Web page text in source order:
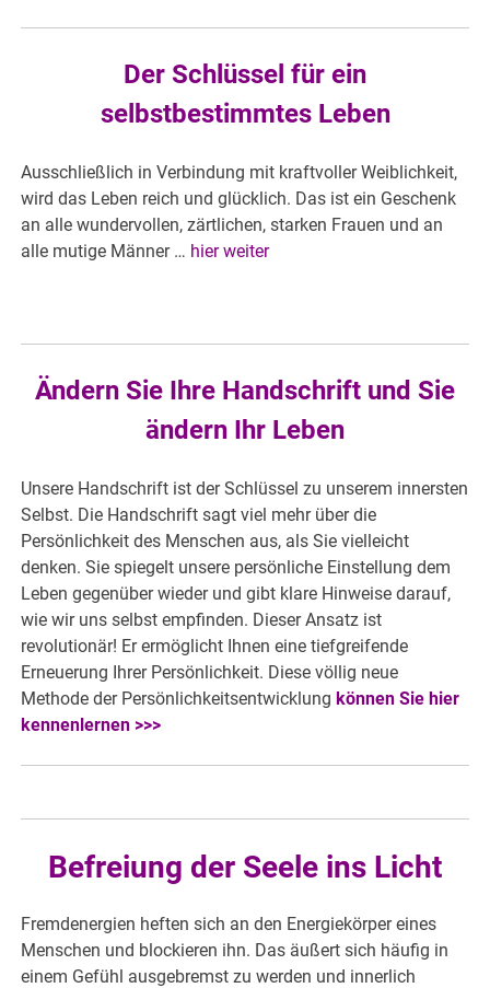
Der Schlüssel für ein
selbstbestimmtes Leben
Ausschließlich in Verbindung mit kraftvoller Weiblichkeit,
wird das Leben reich und glücklich. Das ist ein Geschenk
an alle wundervollen, zärtlichen, starken Frauen und an
alle mutige Männer … hier weiter
Ändern Sie Ihre Handschrift und Sie
ändern Ihr Leben
Unsere Handschrift ist der Schlüssel zu unserem innersten
Selbst. Die Handschrift sagt viel mehr über die
Persönlichkeit des Menschen aus, als Sie vielleicht
denken. Sie spiegelt unsere persönliche Einstellung dem
Leben gegenüber wieder und gibt klare Hinweise darauf,
wie wir uns selbst empfinden. Dieser Ansatz ist
revolutionär! Er ermöglicht Ihnen eine tiefgreifende
Erneuerung Ihrer Persönlichkeit. Diese völlig neue
Methode der Persönlichkeitsentwicklung können Sie hier
kennenlernen >>>
Befreiung der Seele ins Licht
Fremdenergien heften sich an den Energiekörper eines
Menschen und blockieren ihn. Das äußert sich häufig in
einem Gefühl ausgebremst zu werden und innerlich